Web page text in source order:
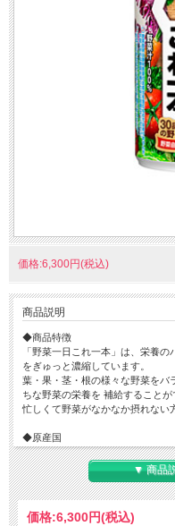
価格:6,300円(税込)
商品説明
◆商品特徴
「野菜一日これ一本」は、栄養
をぎゅっと濃縮しています。
葉・果・茎・根の様々な野菜をバ
ちな野菜の栄養を 補給することが
忙しくて野菜がなかなか摂れない
◆原産国
日本
◆原材料
トマト、にんじん、メキャベツ(
草、モロヘイヤ、ブロッコリー、
しょうが、紫キャベツ、赤じそ
▼ 商品
価格:6,300円(税込)